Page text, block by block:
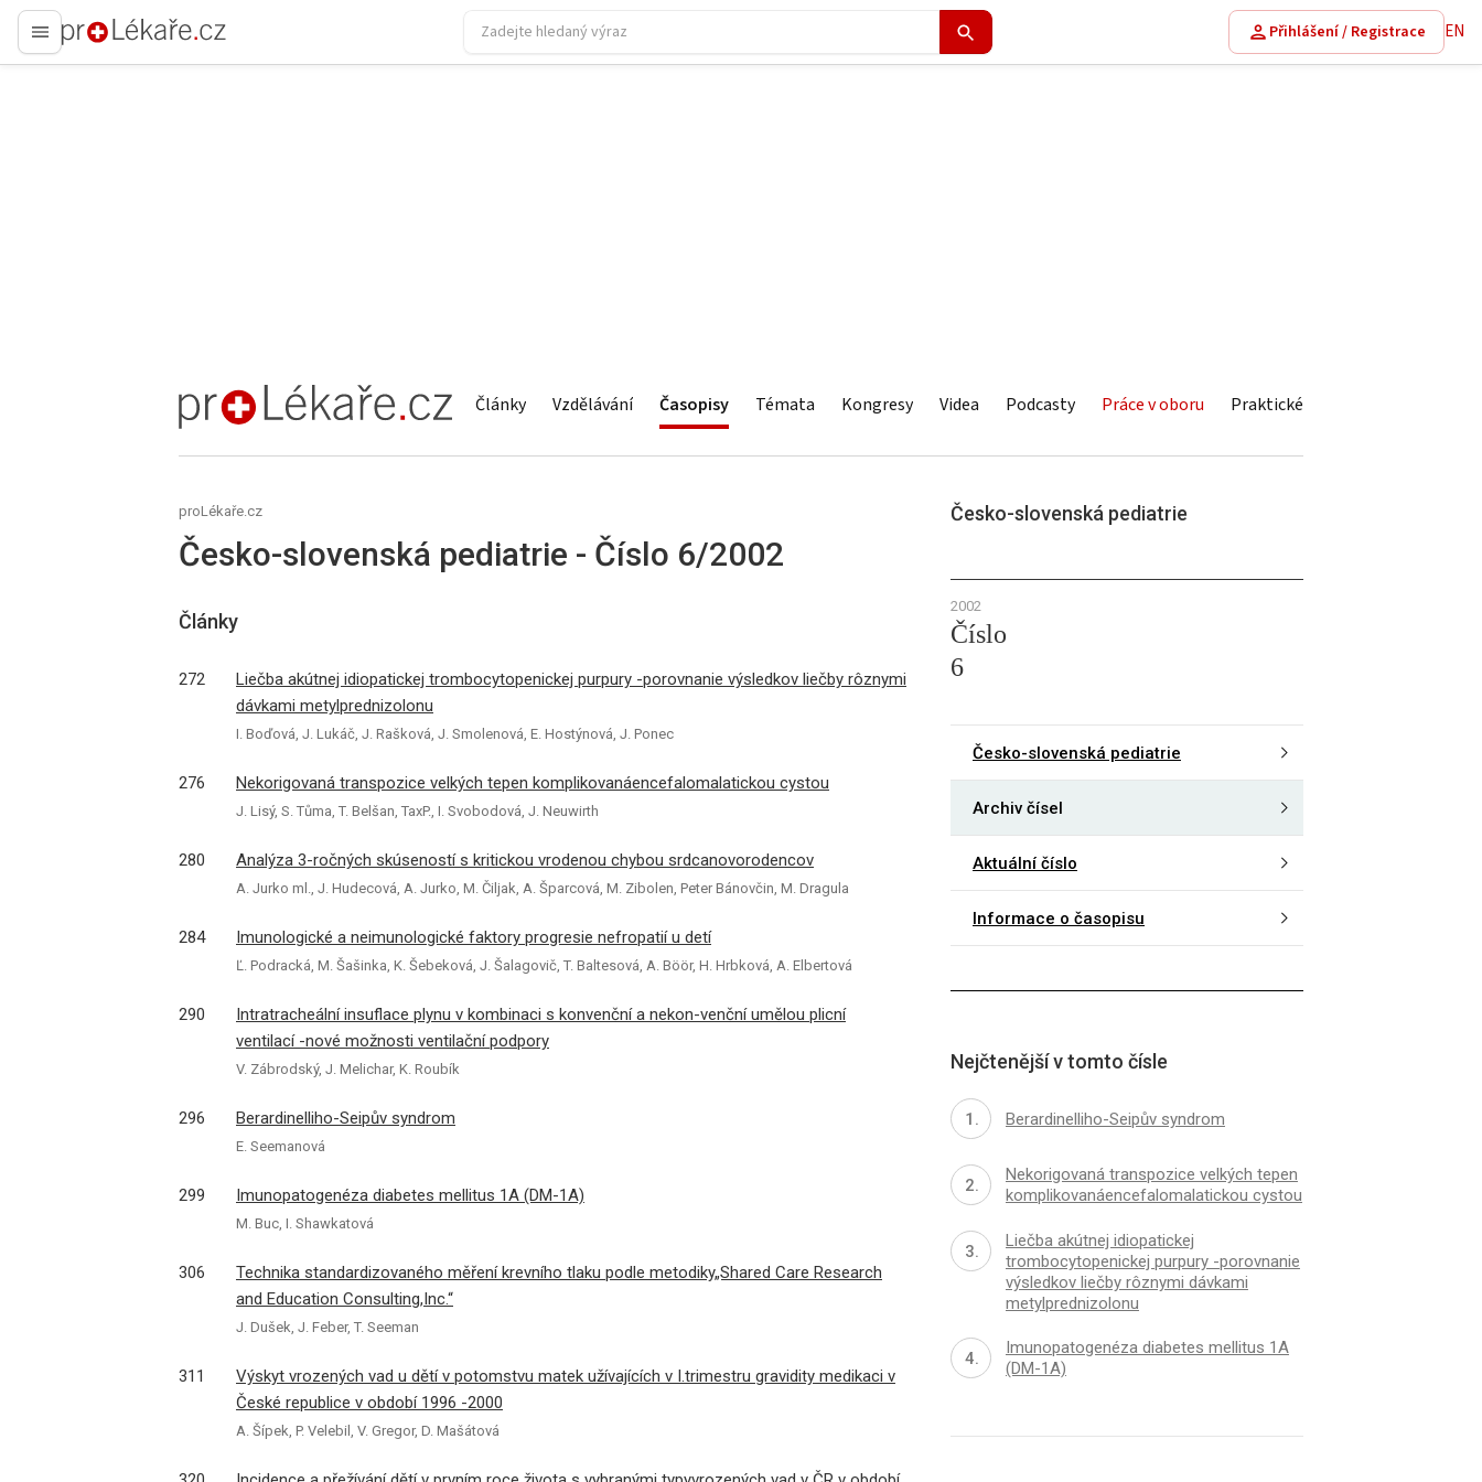
proLékaře.cz
Přihlášení / Registrace EN
proLékaře.cz Články Vzdělávání Časopisy Témata Kongresy Videa Podcasty Práce v oboru Praktické
proLékaře.cz
Česko-slovenská pediatrie - Číslo 6/2002
Články
272
Liečba akútnej idiopatickej trombocytopenickej purpury -porovnanie výsledkov liečby rôznymi
dávkami metylprednizolonu
I. Boďová, J. Lukáč, J. Rašková, J. Smolenová, E. Hostýnová, J. Ponec
276 Nekorigovaná transpozice velkých tepen komplikovanáencefalomalatickou cystou
J. Lisý, S. Tůma, T. Belšan, TaxP., I. Svobodová, J. Neuwirth
280 Analýza 3-ročných skúseností s kritickou vrodenou chybou srdcanovorodencov
A. Jurko ml., J. Hudecová, A. Jurko, M. Čiljak, A. Šparcová, M. Zibolen, Peter Bánovčin, M. Dragula
284 Imunologické a neimunologické faktory progresie nefropatií u detí
Ľ. Podracká, M. Šašinka, K. Šebeková, J. Šalagovič, T. Baltesová, A. Böör, H. Hrbková, A. Elbertová
290
Intratracheální insuflace plynu v kombinaci s konvenční a nekon-venční umělou plicní
ventilací -nové možnosti ventilační podpory
V. Zábrodský, J. Melichar, K. Roubík
296 Berardinelliho-Seipův syndrom
E. Seemanová
299 Imunopatogenéza diabetes mellitus 1A (DM-1A)
M. Buc, I. Shawkatová
306
Technika standardizovaného měření krevního tlaku podle metodiky„Shared Care Research
and Education Consulting,Inc.“
J. Dušek, J. Feber, T. Seeman
311
Výskyt vrozených vad u dětí v potomstvu matek užívajících v I.trimestru gravidity medikaci v
České republice v období 1996 -2000
A. Šípek, P. Velebil, V. Gregor, D. Mašátová
Česko-slovenská pediatrie
2002
Číslo
6
Česko-slovenská pediatrie
Archiv čísel
Aktuální číslo
Informace o časopisu
Nejčtenější v tomto čísle
Berardinelliho-Seipův syndrom
Nekorigovaná transpozice velkých tepen
komplikovanáencefalomalatickou cystou
Liečba akútnej idiopatickej
trombocytopenickej purpury -porovnanie
výsledkov liečby rôznymi dávkami
metylprednizolonu
Imunopatogenéza diabetes mellitus 1A
(DM-1A)